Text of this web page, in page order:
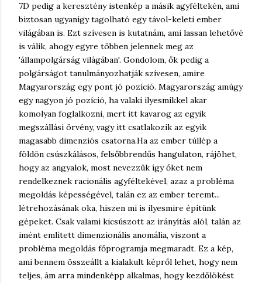
7D pedig a keresztény istenkép a másik agyféltekén, ami
biztosan ugyanígy tagolható egy távol-keleti ember
világában is. Ezt szívesen is kutatnám, ami lassan lehetővé
is válik, ahogy egyre többen jelennek meg az
'állampolgárság világában'. Gondolom, ők pedig a
polgárságot tanulmányozhatják szívesen, amire
Magyarország egy pont jó pozíció. Magyarország amúgy
egy nagyon jó pozíció, ha valaki ilyesmikkel akar
komolyan foglalkozni, mert itt kavarog az egyik
megszállási örvény, vagy itt csatlakozik az egyik
magasabb dimenziós csatorna.Ha az ember túllép a
földön csúszkálásos, felsőbbrendűs hangulaton, rájöhet,
hogy az angyalok, most nevezzük így őket nem
rendelkeznek racionális agyféltekével, azaz a probléma
megoldás képességével, talán ez az ember teremt...
létrehozásának oka, hiszen mi is ilyesmire építünk
gépeket. Csak valami kicsúszott az irányítás alól, talán az
imént említett dimenzionális anomália, viszont a
probléma megoldás főprogramja megmaradt. Ez a kép,
ami bennem összeállt a kialakult képről lehet, hogy nem
teljes, ám arra mindenképp alkalmas, hogy kezdőlökést